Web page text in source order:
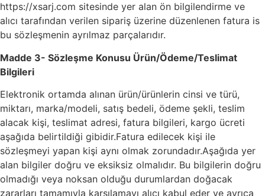
https://xsarj.com sitesinde yer alan ön bilgilendirme ve
alıcı tarafından verilen sipariş üzerine düzenlenen fatura is
bu sözleşmenin ayrılmaz parçalarıdır.
Madde 3- Sözleşme Konusu Ürün/Ödeme/Teslimat
Bilgileri
Elektronik ortamda alınan ürün/ürünlerin cinsi ve türü,
miktarı, marka/modeli, satış bedeli, ödeme şekli, teslim
alacak kişi, teslimat adresi, fatura bilgileri, kargo ücreti
aşağıda belirtildiği gibidir.Fatura edilecek kişi ile
sözleşmeyi yapan kişi aynı olmak zorundadır.Aşağıda yer
alan bilgiler doğru ve eksiksiz olmalıdır. Bu bilgilerin doğru
olmadığı veya noksan olduğu durumlardan doğacak
zararları tamamıyla karşılamayı alıcı kabul eder ve ayrıca